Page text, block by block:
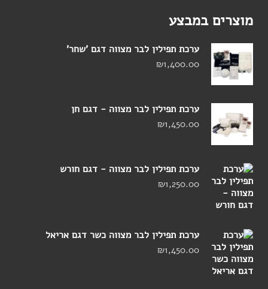
מוצרים במבצע
ערכת תפילין לבר מצווה דגם 'שחר'
₪1,400.00
ערכת תפילין לבר מצווה - דגם חן
₪1,450.00
ערכת תפילין לבר מצווה - דגם חורש
₪1,250.00
ערכת תפילין לבר מצווה כשר דגם אריאל
₪1,450.00